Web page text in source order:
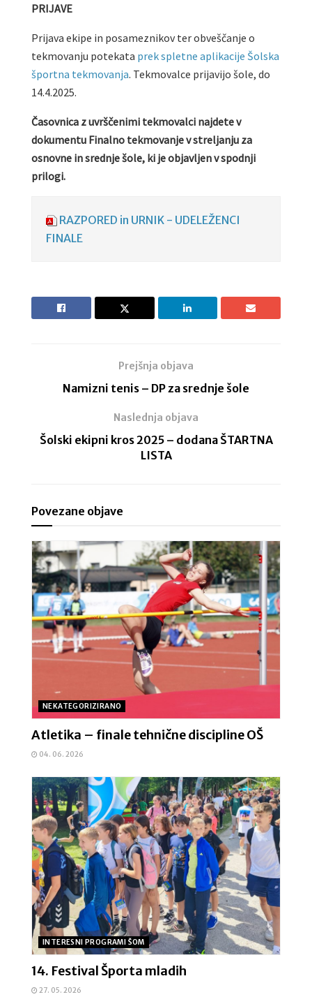
PRIJAVE
Prijava ekipe in posameznikov ter obveščanje o
tekmovanju potekata prek spletne aplikacije Šolska
športna tekmovanja. Tekmovalce prijavijo šole, do
14.4.2025.
Časovnica z uvrščenimi tekmovalci najdete v
dokumentu Finalno tekmovanje v streljanju za
osnovne in srednje šole, ki je objavljen v spodnji
prilogi.
RAZPORED in URNIK - UDELEŽENCI
FINALE
Prejšnja objava
Namizni tenis – DP za srednje šole
Naslednja objava
Šolski ekipni kros 2025 – dodana ŠTARTNA
LISTA
Povezane objave
NEKATEGORIZIRANO
Atletika – finale tehnične discipline OŠ
04. 06. 2026
INTERESNI PROGRAMI ŠOM
14. Festival Športa mladih
27. 05. 2026